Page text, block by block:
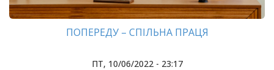
ПОПЕРЕДУ – СПІЛЬНА ПРАЦЯ
ПТ, 10/06/2022 - 23:17